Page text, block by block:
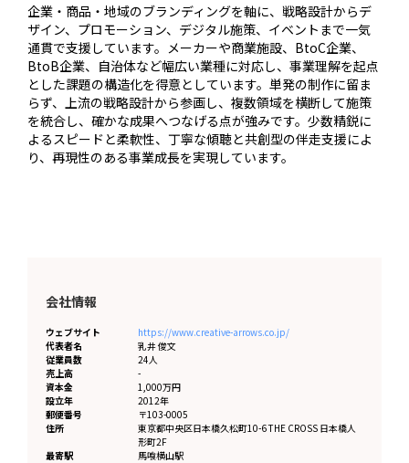
企業・商品・地域のブランディングを軸に、戦略設計からデ
ザイン、プロモーション、デジタル施策、イベントまで一気
通貫で支援しています。メーカーや商業施設、BtoC企業、
BtoB企業、自治体など幅広い業種に対応し、事業理解を起点
とした課題の構造化を得意としています。単発の制作に留ま
らず、上流の戦略設計から参画し、複数領域を横断して施策
を統合し、確かな成果へつなげる点が強みです。少数精鋭に
よるスピードと柔軟性、丁寧な傾聴と共創型の伴走支援によ
り、再現性のある事業成長を実現しています。
会社情報
ウェブサイト
https://www.creative-arrows.co.jp/
代表者名
乳井 俊文
従業員数
24人
売上高
-
資本金
1,000万円
設立年
2012年
郵便番号
〒103-0005
住所
東京都中央区日本橋久松町10-6 THE CROSS 日本橋人
形町2F
最寄駅
馬喰横山駅